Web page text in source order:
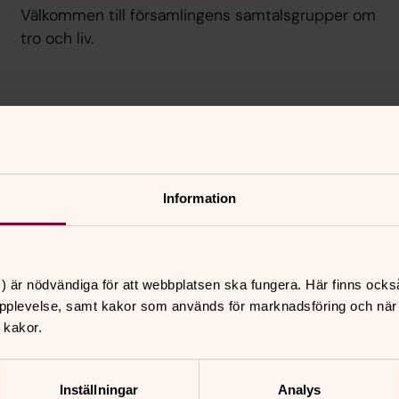
Information
är nödvändiga för att webbplatsen ska fungera. Här finns
samt kakor som används för marknadsföring och
Inställningar Analys
Välkommen till församlingens samtalsgrupper om
tro och liv.
Musik och körer
Här har vi samlat verksamhet som har med musik
att göra.
vecka anordnar Älvsby församling sångstunder på
mötet är alltid öppet för alla som vill avsätta en